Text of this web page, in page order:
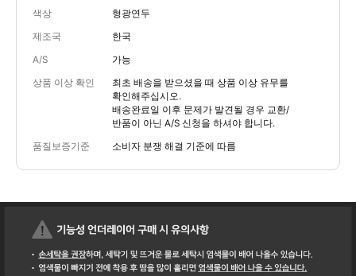
색상 형광연두
제조국 한국
A/S 가능
상품 이상 확인
최초 배송을 받으셨을 때 상품 이상 유무를
확인해주십시오.
배송완료일 이후 문제가 발견될 경우 교환/
반품이 아닌 A/S 신청을 하셔야 합니다.
품질보증기준 소비자 분쟁 해결 기준에 따름